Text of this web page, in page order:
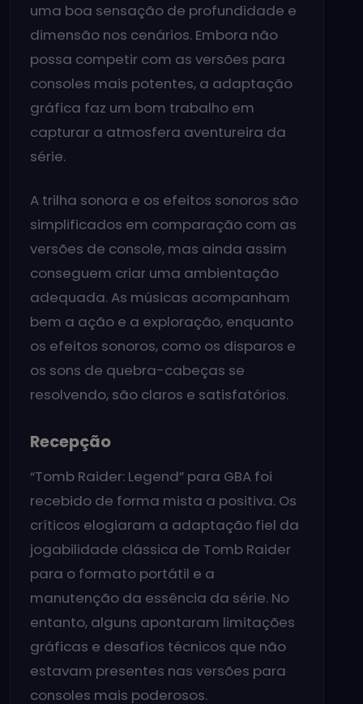
uma boa sensação de profundidade e
dimensão nos cenários. Embora não
possa competir com as versões para
consoles mais potentes, a adaptação
gráfica faz um bom trabalho em
capturar a atmosfera aventureira da
série.
A trilha sonora e os efeitos sonoros são
simplificados em comparação com as
versões de console, mas ainda assim
conseguem criar uma ambientação
adequada. As músicas acompanham
bem a ação e a exploração, enquanto
os efeitos sonoros, como os disparos e
os sons de quebra-cabeças se
resolvendo, são claros e satisfatórios.
Recepção
“Tomb Raider: Legend” para GBA foi
recebido de forma mista a positiva. Os
críticos elogiaram a adaptação fiel da
jogabilidade clássica de Tomb Raider
para o formato portátil e a
manutenção da essência da série. No
entanto, alguns apontaram limitações
gráficas e desafios técnicos que não
estavam presentes nas versões para
consoles mais poderosos.